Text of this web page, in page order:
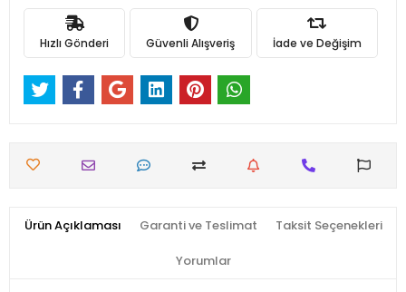
Hızlı Gönderi Güvenli Alışveriş İade ve Değişim
Ürün Açıklaması Garanti ve Teslimat Taksit Seçenekleri
Yorumlar